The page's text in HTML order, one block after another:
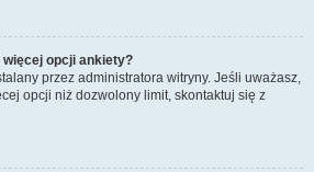
więcej opcji ankiety?
przez administratora witryny. Jeśli uważasz,
opcji niż dozwolony limit, skontaktuj się z